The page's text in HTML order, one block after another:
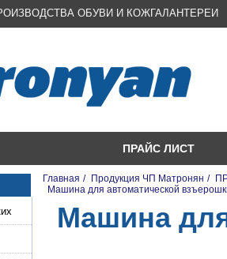
ОБУВИ И КОЖГАЛАНТЕРЕИ
ПРАЙС ЛИСТ
Главная / Продукция ЧП Матронян /
Машина для автоматической
Машина